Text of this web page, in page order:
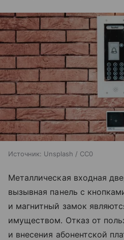
Источник: Unsplash / CC0
Металлическая входная
вызывная панель с
и магнитный замок
имуществом. Отказ от
и внесения абонентской